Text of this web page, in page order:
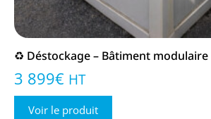
♻️ Déstockage – Bâtiment
3 899€ HT
Voir le produit